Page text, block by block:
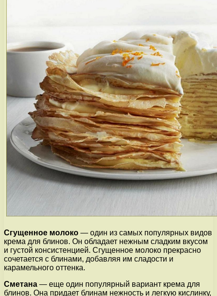
Сгущенное молоко — один из самых популярных видов
крема для блинов. Он обладает нежным сладким вкусом
и густой консистенцией. Сгущенное молоко прекрасно
сочетается с блинами, добавляя им сладости и
карамельного оттенка.
Сметана — еще один популярный вариант крема для
блинов. Она придает блинам нежность и легкую кислинку,